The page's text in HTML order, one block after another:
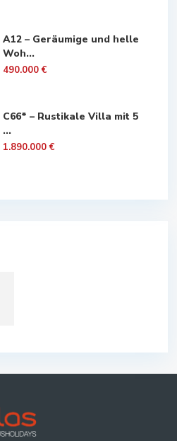
A12 – Geräumige und helle
Woh...
490.000 €
C66* – Rustikale Villa mit 5
...
1.890.000 €